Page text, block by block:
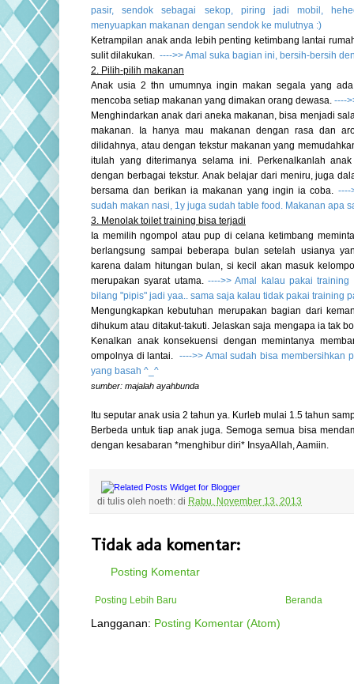
pasir, sendok sebagai sekop, piring jadi mobil,
menyuapkan makanan dengan sendok ke mulutnya :)
Ketrampilan anak anda lebih penting ketimbang lantai
sulit dilakukan. ---->> Amal suka bagian ini, bersih-bersih
2. Pilih-pilih makanan
Anak usia 2 thn umumnya ingin makan segala yang
mencoba setiap makanan yang dimakan orang dewasa. ----
Menghindarkan anak dari aneka makanan, bisa menjadi
makanan. Ia hanya mau makanan dengan rasa dan
dilidahnya, atau dengan tekstur makanan yang
itulah yang diterimanya selama ini.
Perkenalkanlah
dengan berbagai tekstur. Anak belajar dari meniru, juga
bersama dan berikan ia makanan yang ingin ia coba. ----
sudah makan nasi, 1y juga sudah table food. Makanan apa
3. Menolak toilet training bisa terjadi
Ia memilih ngompol atau pup di celana ketimbang
berlangsung sampai beberapa bulan setelah usianya
karena dalam hitungan bulan, si kecil akan masuk
merupakan syarat utama. ---->> Amal kalau pakai
bilang "pipis" jadi yaa.. sama saja kalau tidak pakai training
Mengungkapkan kebutuhan merupakan bagian dari
dihukum atau ditakut-takuti. Jelaskan saja mengapa ia tak
Kenalkan anak konsekuensi dengan memintanya
ompolnya di lantai. ---->> Amal sudah bisa membersihkan
yang basah ^_^
sumber: majalah ayahbunda
Itu seputar anak usia 2 tahun ya. Kurleb mulai 1.5 tahun
Berbeda untuk tiap anak juga. Semoga semua bisa
dengan kesabaran *menghibur diri* InsyaAllah, Aamiin.
di tulis oleh noeth: di Rabu, November 13, 2013
Tidak ada komentar:
Posting Komentar
Posting Lebih Baru Beranda
Langganan: Posting Komentar (Atom)